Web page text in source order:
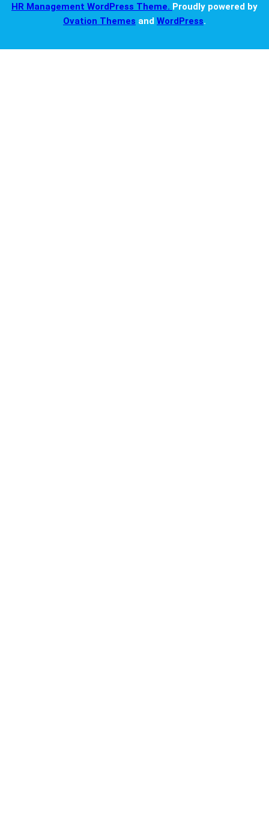
HR Management WordPress Theme. Proudly powered by
Ovation Themes and WordPress.